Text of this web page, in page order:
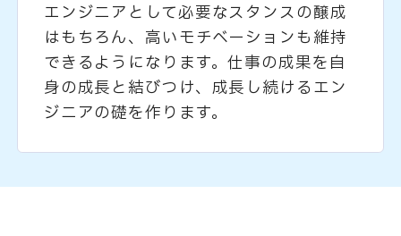
エンジニアとして必要なスタンスの醸成
はもちろん、高いモチベーションも維持
できるようになります。仕事の成果を自
身の成長と結びつけ、成長し続けるエン
ジニアの礎を作ります。